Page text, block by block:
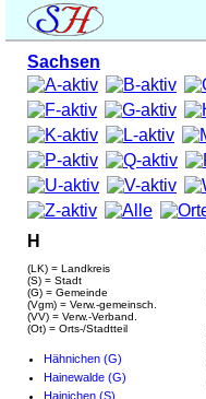
Sachsen
H
(LK) = Landkreis
(S) = Stadt
(G) = Gemeinde
(Vgm) = Verw.-gemeinsch.
(VV) = Verw.-Verband.
(Ot) = Orts-/Stadtteil
Hähnichen (G)
Hainewalde (G)
Hainichen (S)